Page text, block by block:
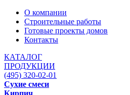
О компании
Строительные работы
Готовые проекты домов
Контакты
КАТАЛОГ
ПРОДУКЦИИ
(495) 320-02-01
Сухие смеси
Кирпич